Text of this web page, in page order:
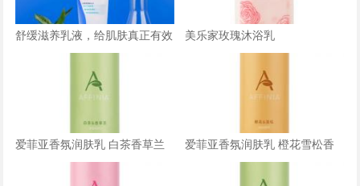
舒缓滋养乳液，给肌肤真正有效
的舒缓滋润
美乐家玫瑰沐浴乳
爱菲亚香氛润肤乳 白茶香草兰
爱菲亚香氛润肤乳 橙花雪松香